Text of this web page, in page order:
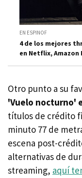
EN ESPINOF
4 de los mejores
en Netflix, Amazon
Otro punto a su
'Vuelo nocturno'
títulos de crédito
minuto 77 de
escena post-
alternativas de
streaming, aquí